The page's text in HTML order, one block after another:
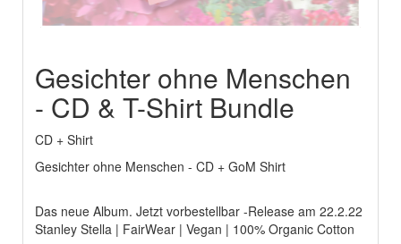
Gesichter ohne Menschen
- CD & T-Shirt Bundle
CD + Shirt
Gesichter ohne Menschen - CD + GoM Shirt
Das neue Album. Jetzt vorbestellbar -Release am 22.2.22
Stanley Stella | FairWear | Vegan | 100% Organic Cotton